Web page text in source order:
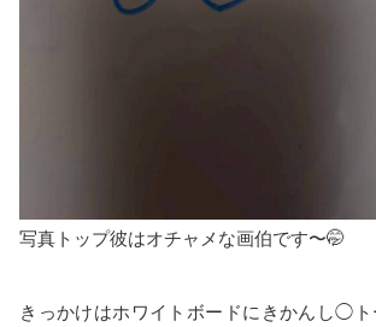
写真トップ彼はオチャメな画伯です〜🤭
きっかけはホワイトボードにきかんし◯